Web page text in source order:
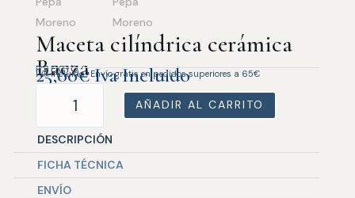
Maceta cilíndrica cerámica
Baeza
PRECIO
25,00€Iva Incluido
IVA incluido · Envío gratis en pedidos superiores a 65€
cilíndrica
cerámica
Baeza
cantidad
AÑADIR AL CARRITO
DESCRIPCIÓN
FICHA TÉCNICA
ENVÍO